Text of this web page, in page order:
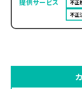
提供サービス
不正
不正